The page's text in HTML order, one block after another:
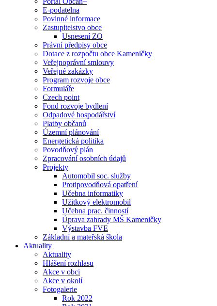
E-podatelna
Povinné informace
Zastupitelstvo obce
Usnesení ZO
Právní předpisy obce
Dotace z rozpočtu obce Kameničky
Veřejnoprávní smlouvy
Veřejné zakázky
Program rozvoje obce
Formuláře
Czech point
Fond rozvoje bydlení
Odpadové hospodářství
Platby občanů
Územní plánování
Energetická politika
Povodňový plán
Zpracování osobních údajů
Projekty
Automobil soc. služby
Protipovodňová opatření
Učebna informatiky
Užitkový elektromobil
Učebna prac. činností
Úprava zahrady MŠ Kameničky
Výstavba FVE
Základní a mateřská škola
Aktuality
Aktuality
Hlášení rozhlasu
Akce v obci
Akce v okolí
Fotogalerie
Rok 2022